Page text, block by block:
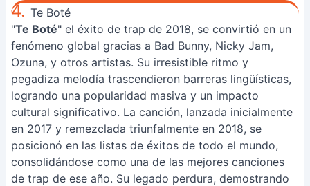
4. Te Boté
"Te Boté" el éxito de trap de 2018, se convirtió en un
fenómeno global gracias a Bad Bunny, Nicky Jam,
Ozuna, y otros artistas. Su irresistible ritmo y
pegadiza melodía trascendieron barreras lingüísticas,
logrando una popularidad masiva y un impacto
cultural significativo. La canción, lanzada inicialmente
en 2017 y remezclada triunfalmente en 2018, se
posicionó en las listas de éxitos de todo el mundo,
consolidándose como una de las mejores canciones
de trap de ese año. Su legado perdura, demostrando